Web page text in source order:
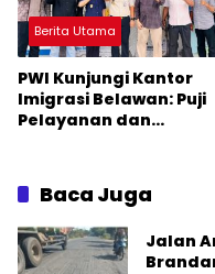
Berita Utama
PWI Kunjungi Kantor
Imigrasi Belawan: Puji
Pelayanan dan
Baca Juga
Jalan